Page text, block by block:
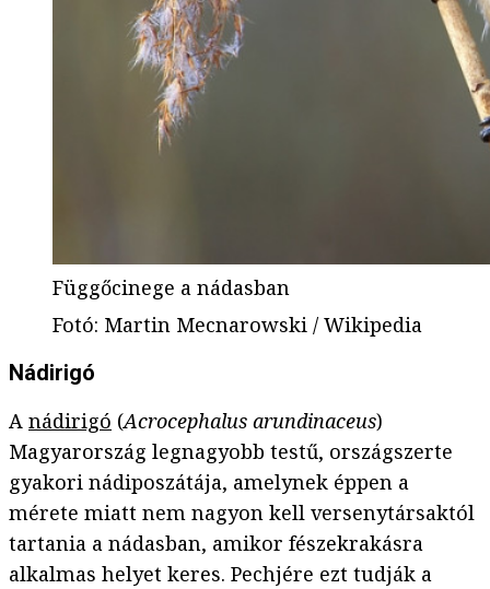
Függőcinege a nádasban
Fotó: Martin Mecnarowski / Wikipedia
Nádirigó
A nádirigó (Acrocephalus arundinaceus)
Magyarország legnagyobb testű, országszerte
gyakori nádiposzátája, amelynek éppen a
mérete miatt nem nagyon kell versenytársaktól
tartania a nádasban, amikor fészekrakásra
alkalmas helyet keres. Pechjére ezt tudják a